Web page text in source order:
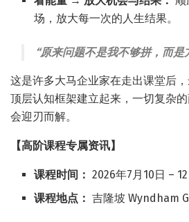
场，放大每一次的人生结果。
“原来问题不是我不够拼，而是
这是许多大马企业家在走出课堂后
顶层认知框架建立起来，一切复杂
会迎刃而解。
【高阶课程专属资讯】
课程时间： 2026年7月10日 –
课程地点： 吉隆坡 Wyndham